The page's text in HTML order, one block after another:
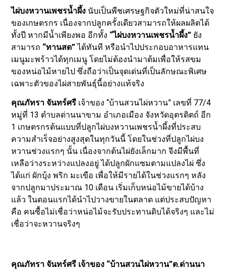
ไผ่บงหวานเพชรน้ำผึ้ง นับเป็นพืชเศรษฐกิจตัวใหม่ที่น่าสนใจ
ของเกษตรกร เนื่องจากปลูกครั้งเดียวสามารถให้ผลผลิตได้
ทั้งปี หากมีน้ำเพียงพอ อีกทั้ง “ไผ่บงหวานเพชรน้ำผึ้ง” ยัง
สามารถ “ทานสด”ได้ทันที หรือนำไปประกอบอาหารแทน
เมนูมะพร้าวได้ทุกเมนู โดยไม่ต้องนำมาต้มเพื่อให้รสขม
ของหน่อไม้หายไป ซึ่งถือว่าเป็นจุดเด่นที่เป็นลักษณะพิเศษ
เฉพาะตัวของไผ่สายพันธุ์นี้อย่างแท้จริง
คุณภัทรา จันทร์ศรี เจ้าของ “บ้านสวนไผ่หวาน” เลขที่ 77/4
หมู่ที่ 13 ตำบลด่านนาขาม อำเภอเมือง จังหวัดอุตรดิตถ์ อีก
1 เกษตรกรต้นแบบที่ปลูกไผ่บงหวานเพชรน้ำผึ้งที่ประสบ
ความสำเร็จอย่างสูงสุดในทุกวันนี้ โดยในช่วงที่ปลูกไผ่บง
หวานช่วงแรกๆ นั้น เนื่องจากต้นไผ่ยังเล็กมาก จึงมีพื้นที่
เหลือว่างระหว่างแปลงอยู่ ได้ปลูกผักแซมตามแปลงไผ่ ซึ่ง
ได้แก่ ผักบุ้ง พริก มะเขือ เพื่อให้มีรายได้ในช่วงแรกๆ หลัง
จากปลูกมาประมาณ 10 เดือน เริ่มเก็บหน่อไม้ขายได้บ้าง
แล้ว ในตอนแรกได้นำไปวางขายในตลาด แต่ประสบปัญหา
คือ คนซื้อไม่เชื่อว่าหน่อไม้จะรับประทานดิบได้จริงๆ และไม่
เชื่อว่าจะหวานจริงๆ
คุณภัทรา จันทร์ศรี เจ้าของ “บ้านสวนไผ่หวาน”ต.ด่านนา